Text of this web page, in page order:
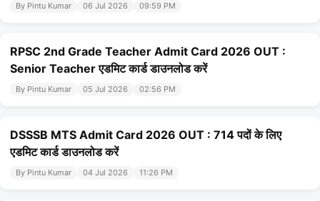
By Pintu Kumar 06 Jul 2026 09:59 PM
RPSC 2nd Grade Teacher Admit Card 2026 OUT :
Senior Teacher एडमिट कार्ड डाउनलोड करें
By Pintu Kumar 05 Jul 2026 02:56 PM
DSSSB MTS Admit Card 2026 OUT : 714 पदों के लिए
एडमिट कार्ड डाउनलोड करें
By Pintu Kumar 04 Jul 2026 11:26 PM